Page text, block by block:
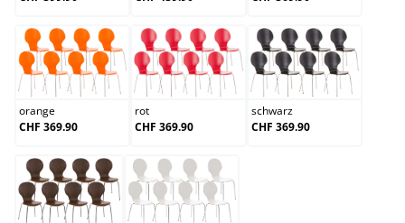
orange
orange
CHF 369.90
rot
rot
CHF 369.90
schwarz
schwarz
CHF 369.90
walnuss weiß